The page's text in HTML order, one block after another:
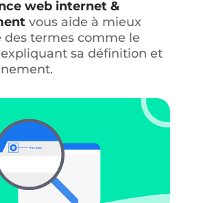
web internet &
vous aide à mieux
termes comme le
sa définition et